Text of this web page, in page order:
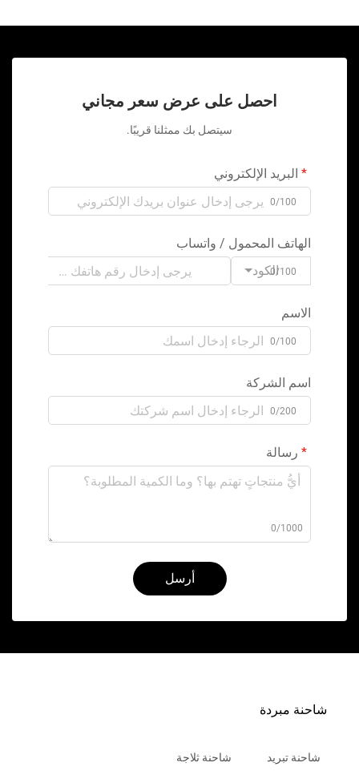
احصل على عرض سعر مجاني
سيتصل بك ممثلنا قريبًا.
البريد الإلكتروني
0/100
الهاتف المحمول / واتساب
الكود0/100
الاسم
0/100
اسم الشركة
0/200
رسالة
0/1000
أرسل
شاحنة مبردة
شاحنة تبريد شاحنة ثلاجة